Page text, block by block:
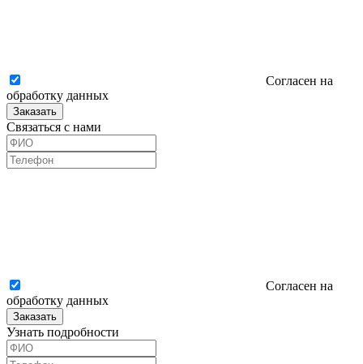
Согласен на
обработку данных
Заказать
Связаться с нами
Согласен на
обработку данных
Заказать
Узнать подробности